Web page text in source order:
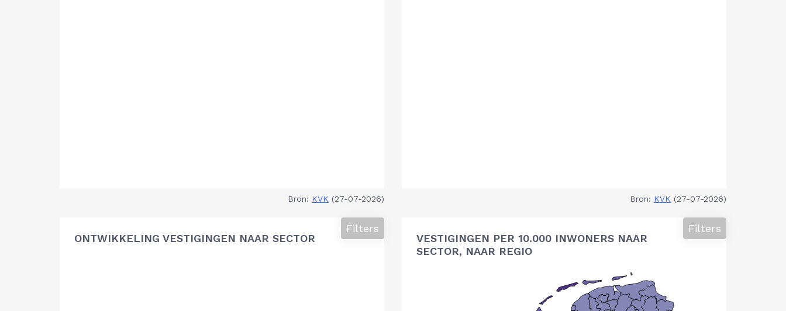
Bron: KVK (27-07-2026) Bron: KVK (27-07-2026)
ONTWIKKELING VESTIGINGEN NAAR SECTOR
Filters
VESTIGINGEN PER 10.000 INWONERS NAAR
SECTOR, NAAR REGIO
Filters